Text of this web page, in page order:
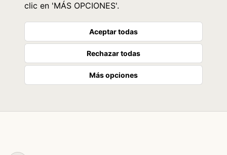
clic en 'MÁS OPCIONES'.
Aceptar todas
Rechazar todas
Más opciones